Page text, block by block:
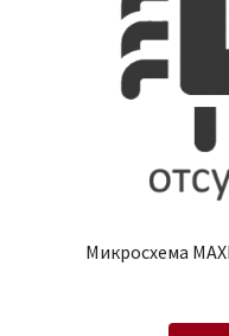
Микросхема